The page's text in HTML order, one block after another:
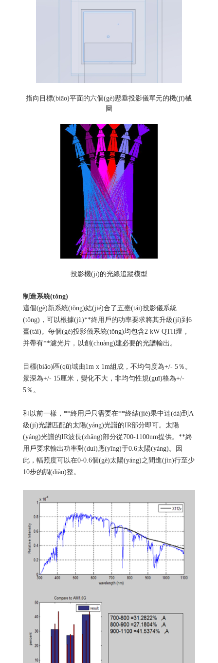
指向目標(biāo)平面的六個(gè)懸垂投影儀單元的機(jī)械
圖
投影機(jī)的光線追蹤模型
制造系統(tǒng)
這個(gè)新系統(tǒng)結(jié)合了五臺(tái)投影儀系統
(tǒng)，可以根據(jù)**終用戶的功率要求將其升級(jí)到6
臺(tái)。每個(gè)投影儀系統(tǒng)均包含2 kW QTH燈，
并帶有**濾光片，以創(chuàng)建必要的光譜輸出。
目標(biāo)區(qū)域由1m x 1m組成，不均勻度為+/- 5％。
景深為+/- 15厘米，變化不大，非均勻性規(guī)格為+/-
5％。
和以前一樣，**終用戶只需要在**終結(jié)果中達(dá)到A
級(jí)光譜匹配的太陽(yáng)光譜的IR部分即可。太陽
(yáng)光譜的IR波長(zhǎng)部分從700-1100nm提供。**終
用戶要求輸出功率對(duì)應(yīng)于0.6太陽(yáng)。因
此，輻照度可以在0-0.6個(gè)太陽(yáng)之間進(jìn)行至少
10步的調(diào)整。